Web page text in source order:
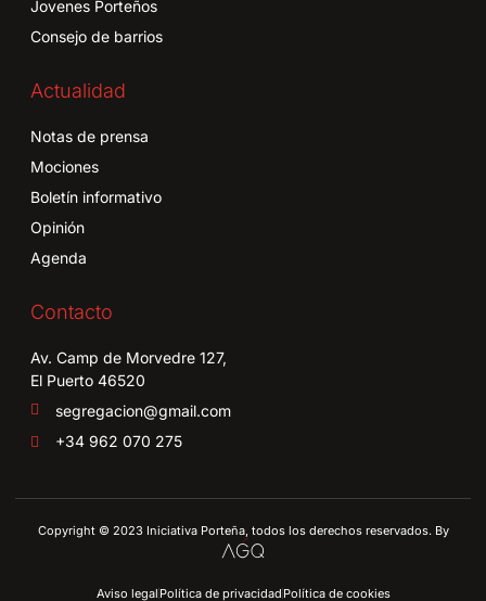
Jovenes Porteños
Consejo de barrios
Actualidad
Notas de prensa
Mociones
Boletín informativo
Opinión
Agenda
Contacto
Av. Camp de Morvedre 127,
El Puerto 46520
segregacion@gmail.com
+34 962 070 275
Copyright © 2023 Iniciativa Porteña, todos los derechos reservados. By
Aviso legalPolítica de privacidadPolítica de cookies